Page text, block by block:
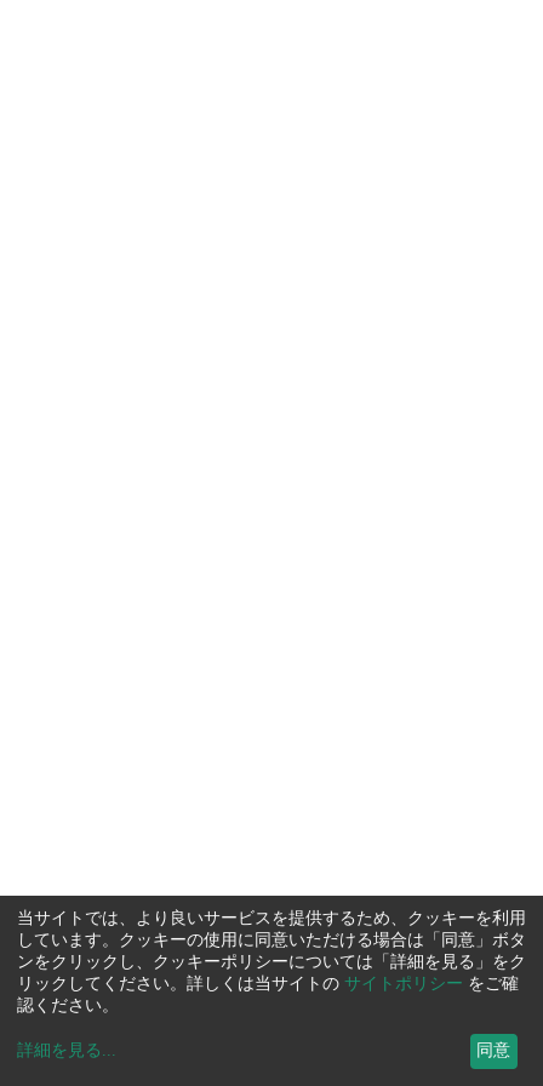
当サイトでは、より良いサービスを提供するため、クッキーを利用
しています。クッキーの使用に同意いただける場合は「同意」ボタ
ンをクリックし、クッキーポリシーについては「詳細を見る」をク
リックしてください。詳しくは当サイトの サイトポリシー をご確
認ください。
詳細を見る ... 同意